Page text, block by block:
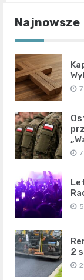
Najnowsze
2